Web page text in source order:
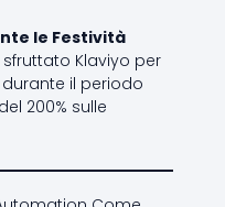
le Festività
Klaviyo per
il periodo
200% sulle